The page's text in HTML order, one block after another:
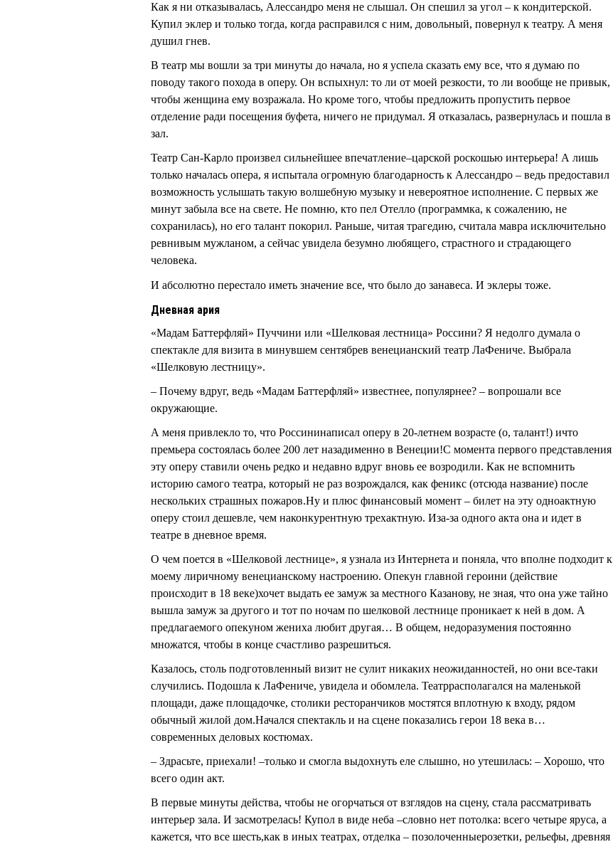
Как я ни отказывалась, Алессандро меня не слышал. Он спешил за угол – к кондитерской.
Купил эклер и только тогда, когда расправился с ним, довольный, повернул к театру. А меня
душил гнев.
В театр мы вошли за три минуты до начала, но я успела сказать ему все, что я думаю по
поводу такого похода в оперу. Он вспыхнул: то ли от моей резкости, то ли вообще не привык,
чтобы женщина ему возражала. Но кроме того, чтобы предложить пропустить первое
отделение ради посещения буфета, ничего не придумал. Я отказалась, развернулась и пошла в
зал.
Театр Сан-Карло произвел сильнейшее впечатление–царской роскошью интерьера! А лишь
только началась опера, я испытала огромную благодарность к Алессандро – ведь предоставил
возможность услышать такую волшебную музыку и невероятное исполнение. С первых же
минут забыла все на свете. Не помню, кто пел Отелло (программка, к сожалению, не
сохранилась), но его талант покорил. Раньше, читая трагедию, считала мавра исключительно
ревнивым мужланом, а сейчас увидела безумно любящего, страстного и страдающего
человека.
И абсолютно перестало иметь значение все, что было до занавеса. И эклеры тоже.
Дневная ария
«Мадам Баттерфляй» Пуччини или «Шелковая лестница» Россини? Я недолго думала о
спектакле для визита в минувшем сентябрев венецианский театр ЛаФениче. Выбрала
«Шелковую лестницу».
– Почему вдруг, ведь «Мадам Баттерфляй» известнее, популярнее? – вопрошали все
окружающие.
А меня привлекло то, что Россининаписал оперу в 20-летнем возрасте (о, талант!) ичто
премьера состоялась более 200 лет назадименно в Венеции!С момента первого представления
эту оперу ставили очень редко и недавно вдруг вновь ее возродили. Как не вспомнить
историю самого театра, который не раз возрождался, как феникс (отсюда название) после
нескольких страшных пожаров.Ну и плюс финансовый момент – билет на эту одноактную
оперу стоил дешевле, чем наконкурентную трехактную. Иза-за одного акта она и идет в
театре в дневное время.
О чем поется в «Шелковой лестнице», я узнала из Интернета и поняла, что вполне подходит к
моему лиричному венецианскому настроению. Опекун главной героини (действие
происходит в 18 веке)хочет выдать ее замуж за местного Казанову, не зная, что она уже тайно
вышла замуж за другого и тот по ночам по шелковой лестнице проникает к ней в дом. А
предлагаемого опекуном жениха любит другая… В общем, недоразумения постоянно
множатся, чтобы в конце счастливо разрешиться.
Казалось, столь подготовленный визит не сулит никаких неожиданностей, но они все-таки
случились. Подошла к ЛаФениче, увидела и обомлела. Театррасполагался на маленькой
площади, даже площадочке, столики ресторанчиков мостятся вплотную к входу, рядом
обычный жилой дом.Начался спектакль и на сцене показались герои 18 века в…
современных деловых костюмах.
– Здрасьте, приехали! –только и смогла выдохнуть еле слышно, но утешилась: – Хорошо, что
всего один акт.
В первые минуты действа, чтобы не огорчаться от взглядов на сцену, стала рассматривать
интерьер зала. И засмотрелась! Купол в виде неба –словно нет потолка: всего четыре яруса, а
кажется, что все шесть,как в иных театрах, отделка – позолоченныерозетки, рельефы, древняя